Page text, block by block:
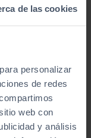
de las cookies
personalizar
de redes
web con
y análisis